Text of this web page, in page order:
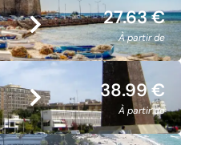
27.63 €
À partir de
38.99 €
À partir de